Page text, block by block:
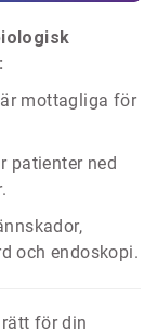
mottagliga för
patienter ned
och endoskopi.
för din